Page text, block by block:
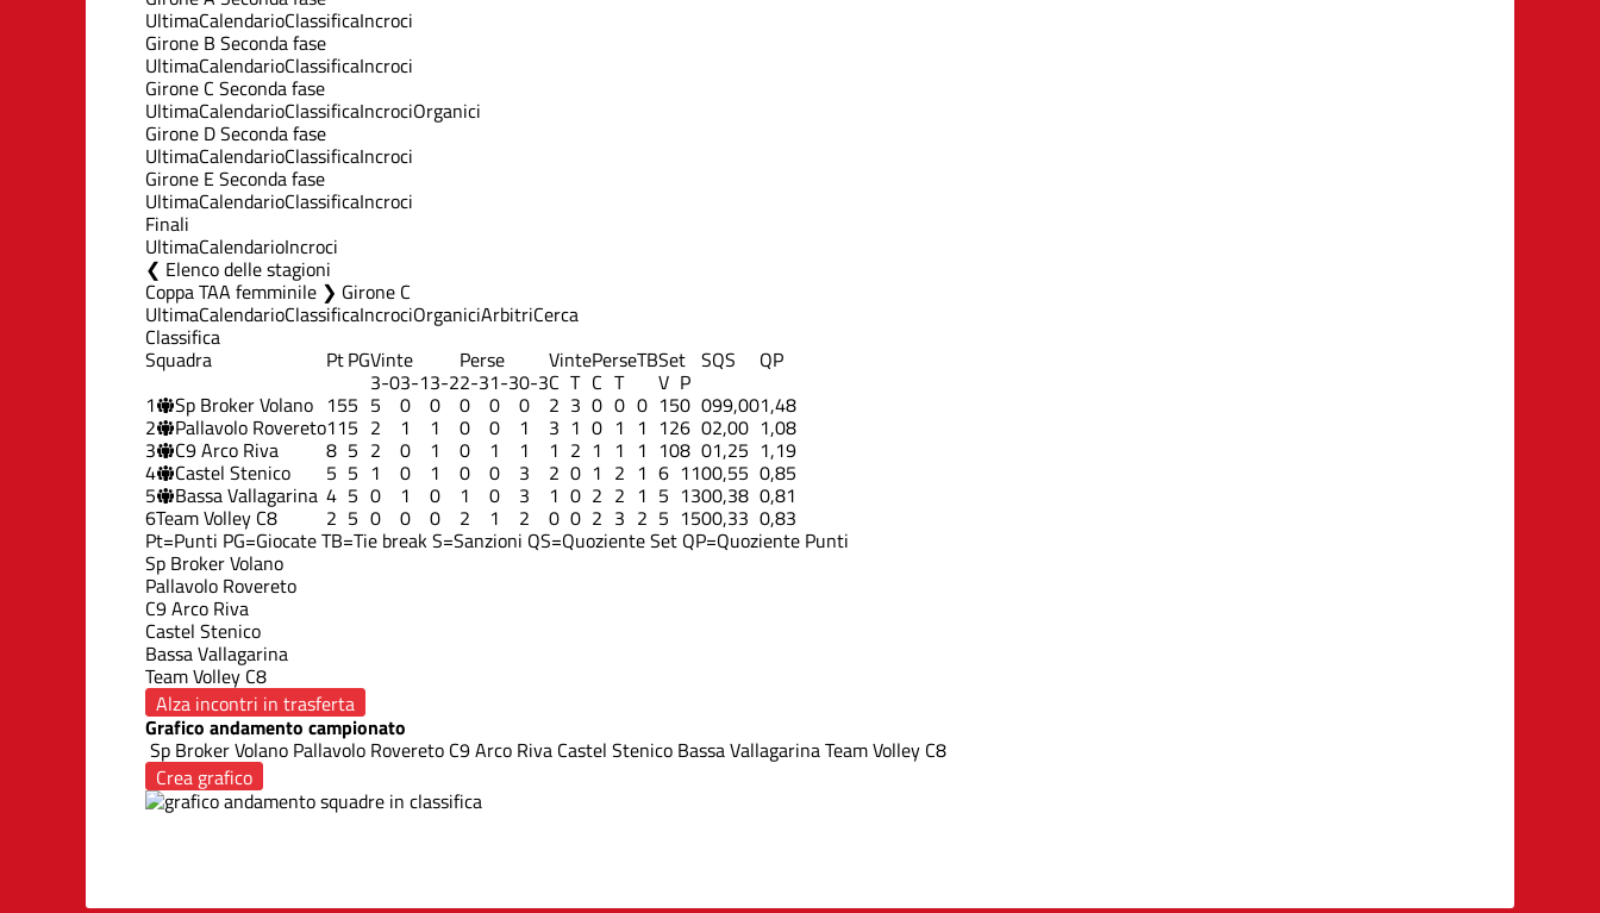
UltimaCalendarioClassificaIncroci
Girone B Seconda fase
UltimaCalendarioClassificaIncroci
Girone C Seconda fase
UltimaCalendarioClassificaIncrociOrganici
Girone D Seconda fase
UltimaCalendarioClassificaIncroci
Girone E Seconda fase
UltimaCalendarioClassificaIncroci
Finali
UltimaCalendarioIncroci
Elenco delle stagioni
Coppa TAA femminile ❯ Girone C
UltimaCalendarioClassificaIncrociOrganiciArbitriCerca
Classifica
Squadra PtPGVinte Perse VintePerseTBSet SQS QP
3-03-13-22-31-30-3C T C T V P
1 Sp Broker Volano 155 5 0 0 0 0 0 2 3 0 0 0 150 099,001,48
2 Pallavolo Rovereto115 2 1 1 0 0 1 3 1 0 1 1 126 02,00 1,08
3 C9 Arco Riva 8 5 2 0 1 0 1 1 1 2 1 1 1 108 01,25 1,19
4 Castel Stenico 5 5 1 0 1 0 0 3 2 0 1 2 1 6 1100,55 0,85
5 Bassa Vallagarina 4 5 0 1 0 1 0 3 1 0 2 2 1 5 1300,38 0,81
6Team Volley C8 2 5 0 0 0 2 1 2 0 0 2 3 2 5 1500,33 0,83
Pt=Punti PG=GiocateTB=Tie breakS=Sanzioni QS=Quoziente Set QP=Quoziente Punti
Sp Broker Volano
Pallavolo Rovereto
C9 Arco Riva
Castel Stenico
Bassa Vallagarina
Team Volley C8
Alza incontri in trasferta
Grafico andamento campionato
Sp Broker Volano Pallavolo Rovereto C9 Arco Riva Castel Stenico Bassa VallagarinaTeam Volley C8
Crea grafico